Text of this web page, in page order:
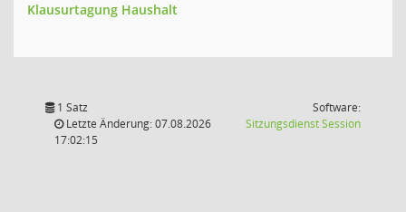
Klausurtagung Haushalt
1 Satz
Letzte Änderung: 07.08.2026
17:02:15
Software:
SitzungsdienstSession(Wird in